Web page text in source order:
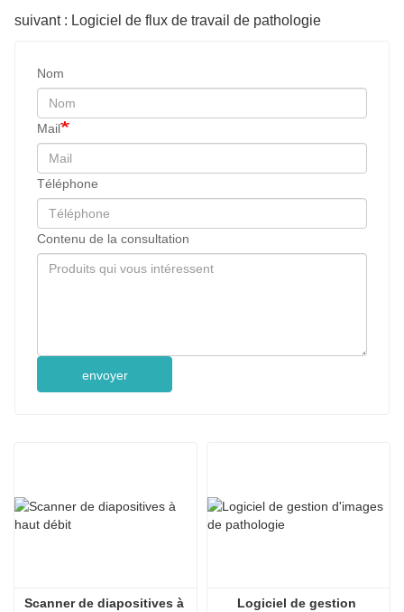
suivant : Logiciel de flux de travail de pathologie
Nom
Mail
Téléphone
Contenu de la consultation
envoyer
Scanner de diapositives à
Logiciel de gestion